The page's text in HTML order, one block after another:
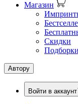
Магазин
Скидки
Подборки
Автору
Войти в аккаунт